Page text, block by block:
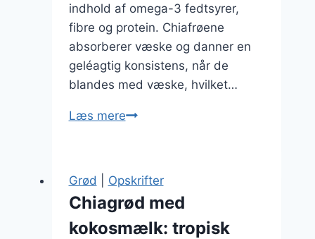
indhold af omega-3 fedtsyrer,
fibre og protein. Chiafrøene
absorberer væske og danner en
geléagtig konsistens, når de
blandes med væske, hvilket…
Læs mereChiagrød
chokolade
fusion
Grød Opskrifter
Chiagrød med
kokosmælk: tropisk